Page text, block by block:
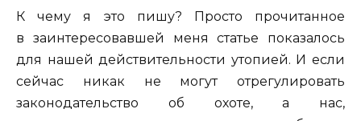
К чему я это пишу? Просто прочитанное
в заинтересовавшей меня статье показалось
для нашей действительности утопией. И если
сейчас никак не могут отрегулировать
законодательство об охоте, а нас,